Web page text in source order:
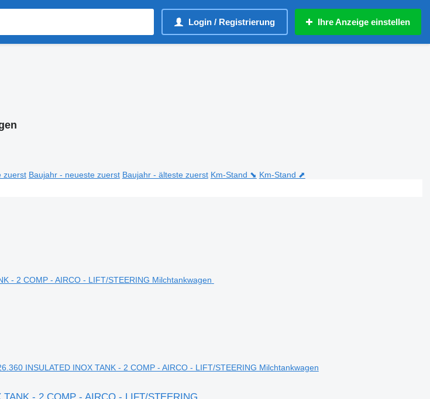
Login / Registrierung Ihre Anzeige einstellen
zuerst Baujahr - neueste zuerst Baujahr - älteste zuerst Km-Stand ⬊ Km-Stand ⬈
INSULATED INOX TANK - 2 COMP - AIRCO - LIFT/STEERING Milchtankwagen